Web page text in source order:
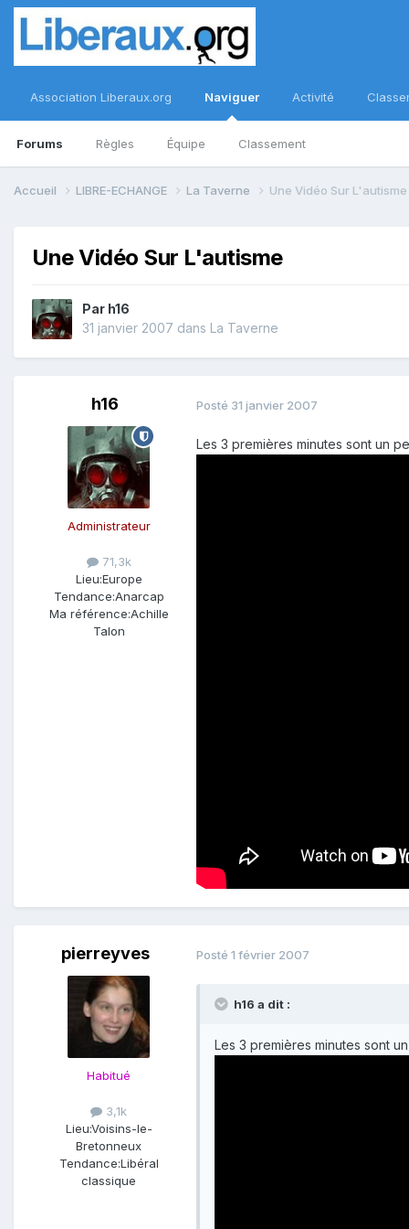
Association Liberaux.org Naviguer
Forums Règles Équipe Classement
Activité
Accueil LIBRE-ECHANGE La Taverne Une Vidéo Sur L'autisme
Une Vidéo Sur L'autisme
Par h16
31 janvier 2007 dans La Taverne
h16
Administrateur
71,3k
Lieu:Europe
Tendance:Anarcap
Ma référence:Achille
Talon
Posté 31 janvier 2007
Les 3 premières minutes sont un
pierreyves
Habitué
3,1k
Lieu:Voisins-le-
Bretonneux
Tendance:Libéral
classique
Posté 1 février 2007
h16 a dit :
Les 3 premières minutes sont